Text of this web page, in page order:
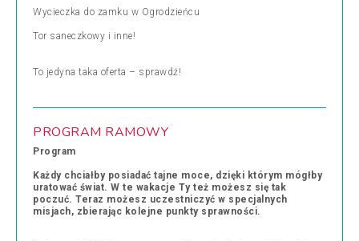
Wycieczka do zamku w Ogrodzieńcu
Tor saneczkowy i inne!
To jedyna taka oferta – sprawdź!
PROGRAM RAMOWY
Program
Każdy chciałby posiadać tajne moce, dzięki którym mógłby
uratować świat. W te wakacje Ty też możesz się tak
poczuć. Teraz możesz uczestniczyć w specjalnych
misjach, zbierając kolejne punkty sprawności.